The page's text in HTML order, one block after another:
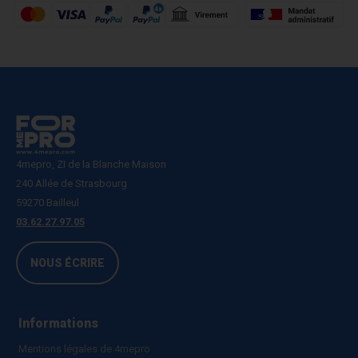
4mepro, ZI de la Blanche Maison
240 Allée de Strasbourg
59270 Bailleul
03.62.27.97.05
NOUS ÉCRIRE
Informations
Mentions légales de 4mepro